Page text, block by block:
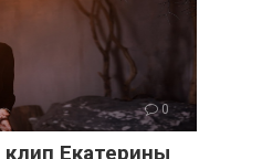
0
Екатерины